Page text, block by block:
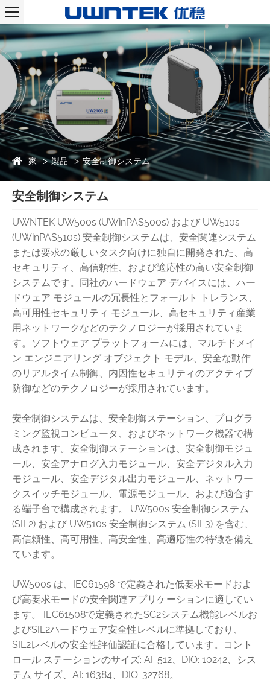
家 製品 安全制御システム
安全制御システム
UWNTEK UW500s (UWinPAS500s) および UW510s
(UWinPAS510s) 安全制御システムは、安全関連システム
または要求の厳しいタスク向けに独自に開発された、高
セキュリティ、高信頼性、および適応性の高い安全制御
システムです。同社のハードウェア デバイスには、ハー
ドウェア モジュールの冗長性とフォールト トレランス、
高可用性セキュリティ モジュール、高セキュリティ産業
用ネットワークなどのテクノロジーが採用されていま
す。ソフトウェア プラットフォームには、マルチドメイ
ン エンジニアリング オブジェクト モデル、安全な動作
のリアルタイム制御、内因性セキュリティのアクティブ
防御などのテクノロジーが採用されています。
安全制御システムは、安全制御ステーション、プログラ
ミング監視コンピュータ、およびネットワーク機器で構
成されます。安全制御ステーションは、安全制御モジュ
ール、安全アナログ入力モジュール、安全デジタル入力
モジュール、安全デジタル出力モジュール、ネットワー
クスイッチモジュール、電源モジュール、および適合す
る端子台で構成されます。 UW500s 安全制御システム
(SIL2) および UW510s 安全制御システム (SIL3) を含む、
高信頼性、高可用性、高安全性、高適応性の特徴を備え
ています。
UW500s は、IEC61598 で定義された低要求モードおよ
び高要求モードの安全関連アプリケーションに適してい
ます。 IEC61508で定義されたSC2システム機能レベルお
よびSIL2ハードウェア安全性レベルに準拠しており、
SIL2レベルの安全性評価認証に合格しています。コント
ロール ステーションのサイズ: AI: 512、DIO: 10242、シス
テム サイズ、AI: 16384、DIO: 32768。